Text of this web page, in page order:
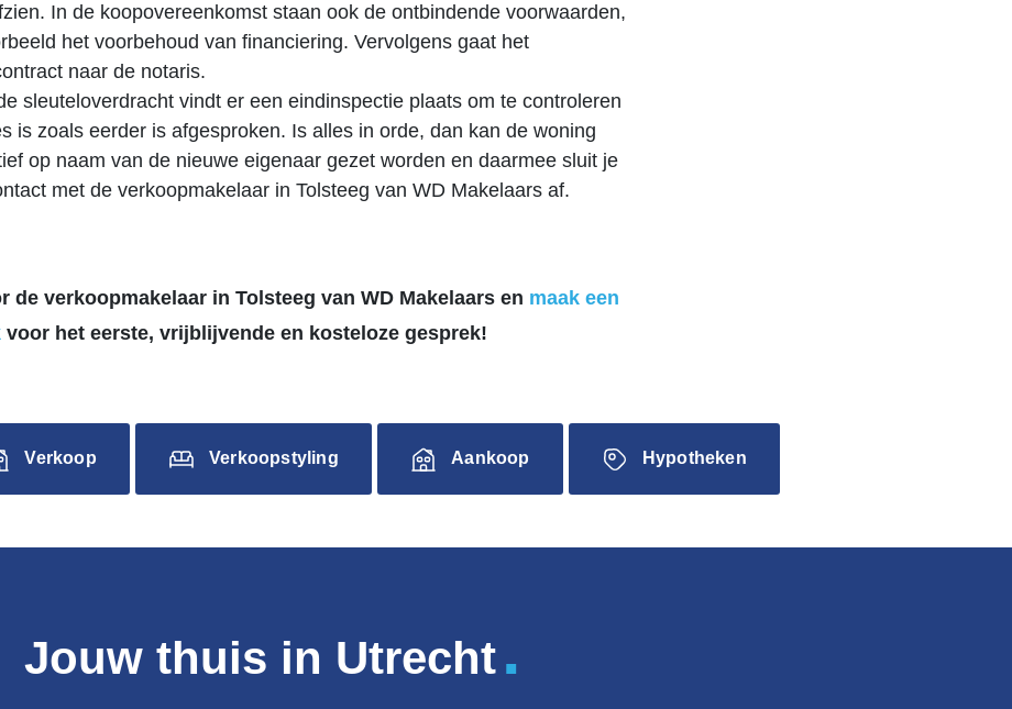
In de koopovereenkomst staan ook de ontbindende voorwaarden,
het voorbehoud van financiering. Vervolgens gaat het
naar de notaris.
sleuteloverdracht vindt er een eindinspectie plaats om te controleren
is zoals eerder is afgesproken. Is alles in orde, dan kan de woning
op naam van de nieuwe eigenaar gezet worden en daarmee sluit je
met de verkoopmakelaar in Tolsteeg van WD Makelaars af.
de verkoopmakelaar in Tolsteeg van WD Makelaars en maak een
voor het eerste, vrijblijvende en kosteloze gesprek!
Verkoop Verkoopstyling Aankoop Hypotheken
Jouw thuis in Utrecht.